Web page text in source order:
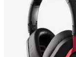
Casques
Micros & HF